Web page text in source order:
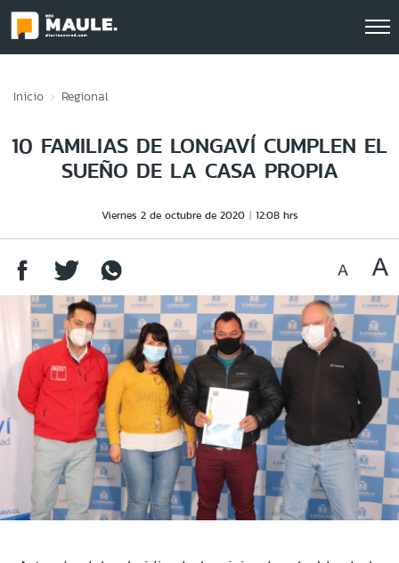
Inicio Regional
10 FAMILIAS DE LONGAVÍ CUMPLEN EL
SUEÑO DE LA CASA PROPIA
Viernes 2 de octubre de 2020 12:08 hrs